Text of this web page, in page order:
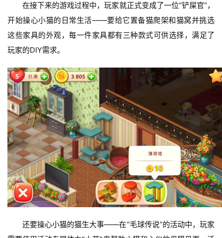
手
游
戏
单
机
游
戏
休
闲
游
戏
2
在接下来的游戏过程中，玩家就正式变成了一位“铲屎官”，
开始操心小猫的日常生活——要给它置备猫爬架和猫窝并挑选
这些家具的外观，每一件家具都有三种款式可供选择，满足了
玩家的DIY需求。
还要操心小猫的猫生大事——在“毛球传说”的活动中，玩家